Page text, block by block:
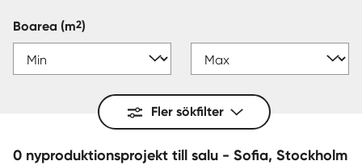
Boarea (m2)
Fler sökfilter
0 nyproduktionsprojekt till salu - Sofia, Stockholm